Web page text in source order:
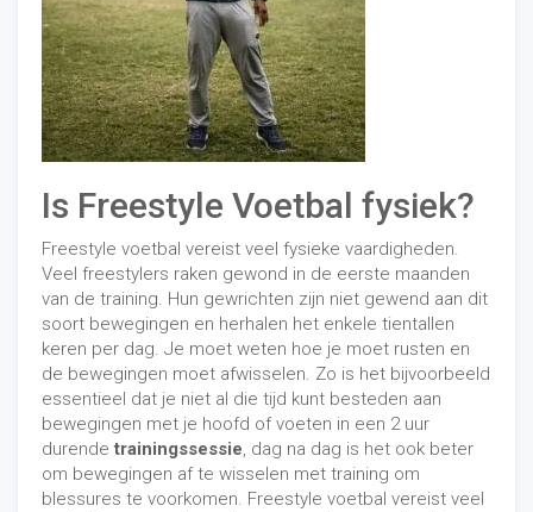
Is Freestyle Voetbal fysiek?
Freestyle voetbal vereist veel fysieke vaardigheden.
Veel freestylers raken gewond in de eerste maanden
van de training. Hun gewrichten zijn niet gewend aan dit
soort bewegingen en herhalen het enkele tientallen
keren per dag. Je moet weten hoe je moet rusten en
de bewegingen moet afwisselen. Zo is het bijvoorbeeld
essentieel dat je niet al die tijd kunt besteden aan
bewegingen met je hoofd of voeten in een 2 uur
durende trainingssessie, dag na dag is het ook beter
om bewegingen af ​​te wisselen met training om
blessures te voorkomen. Freestyle voetbal vereist veel